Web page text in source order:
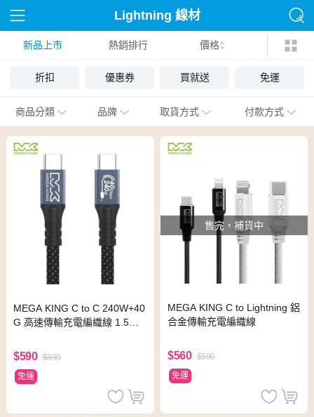
Lightning 線材
新品上市 熱銷排行 價格
折扣 優惠券 買就送 免運
商品分類 品牌 取貨方式 付款方式
MEGA KING C to C 240W+40
G 高速傳輸充電編織線 1.5M
$590 $890
免運
售完，補貨中
MEGA KING C to Lightning 鋁
合金傳輸充電編織線
$560 $590
免運